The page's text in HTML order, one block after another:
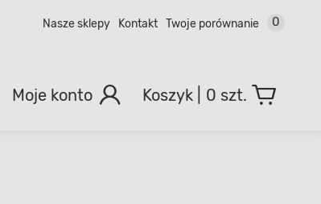
Nasze sklepy Kontakt Twoje porównanie 0
Moje konto 0 szt.